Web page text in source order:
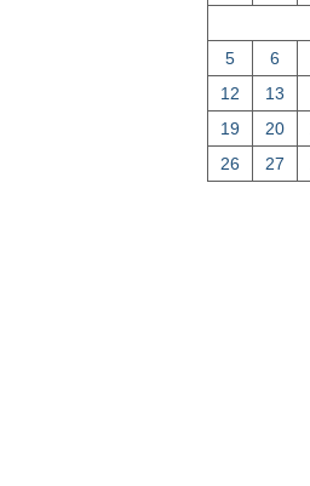
5
6
12
13
19
20
26
27